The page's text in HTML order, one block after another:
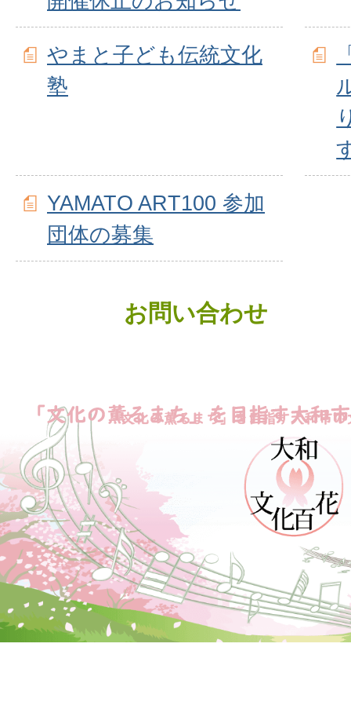
やまと子ども伝統文化
塾
YAMATO ART100 参加
団体の募集
お問い合わせ